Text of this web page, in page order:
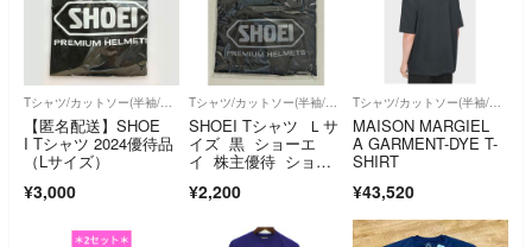
Tシャツ/カットソー(半袖/袖なし)
【匿名配送】SHOE
I Tシャツ 2024優待品
（Lサイズ）
¥3,000
Tシャツ/カットソー(半袖/袖なし)
SHOEI Tシャツ Ｌサ
イズ 黒 ショーエ
イ 株主優待 ショウ
¥2,200
Tシャツ/カットソー(半袖/袖なし)
MAISON MARGIEL
A GARMENT-DYE T-
SHIRT
¥43,520